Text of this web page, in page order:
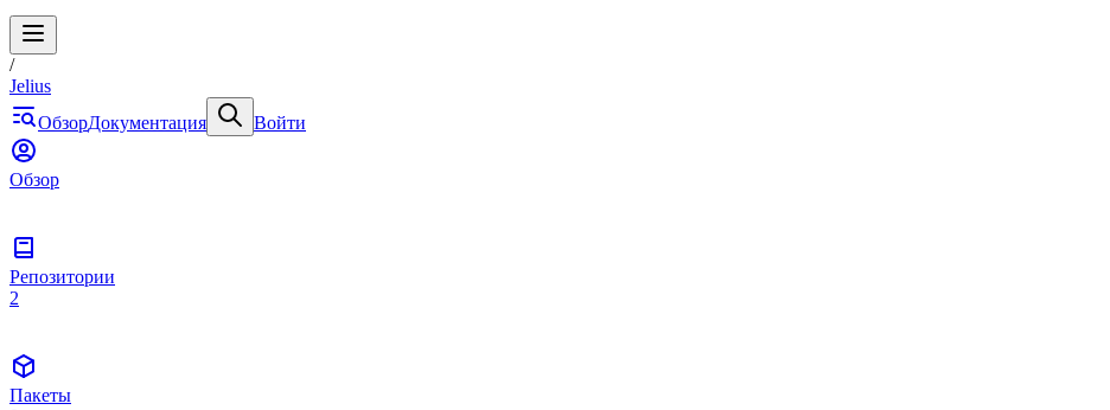
/
Jelius
ОбзорДокументация Войти
Обзор
Репозитории
2
Пакеты